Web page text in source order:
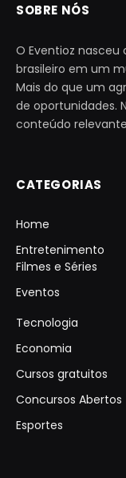
SOBRE NÓS
O Eventioz nasceu
brasileiro em um
Mais do que um
de oportunidades.
conteúdo
CATEGORIAS
Home
Entretenimento
Filmes e Séries
Eventos
Tecnologia
Economia
Cursos gratuitos
Concursos Abertos
Esportes